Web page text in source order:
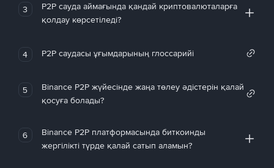
3
P2P сауда аймағында қандай криптовалюталарға
қолдау көрсетіледі?
4 P2P саудасы ұғымдарының глоссарийі
5
Binance P2P жүйесінде жаңа төлеу әдістерін қалай
қосуға болады?
6
Binance P2P платформасында биткоинды
жергілікті түрде қалай сатып аламын?